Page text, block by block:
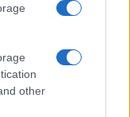
other
scegliere la